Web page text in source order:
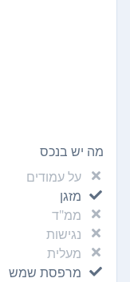
מה יש בנכס
על עמודים
מזגן
ממ"ד
נגישות
מעלית
מרפסת שמש